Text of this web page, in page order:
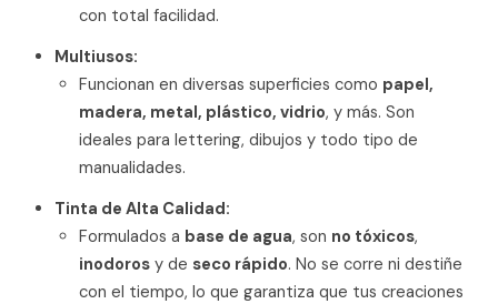
con total facilidad.
Multiusos:
Funcionan en diversas superficies como papel,
madera, metal, plástico, vidrio, y más. Son
ideales para lettering, dibujos y todo tipo de
manualidades.
Tinta de Alta Calidad:
Formulados a base de agua, son no tóxicos,
inodorosy de seco rápido. No se corre ni destiñe
con el tiempo, lo que garantiza que tus creaciones